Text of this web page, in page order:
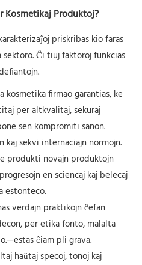
Kosmetikaj Produktoj?
priskribas kio faras
Ĉi tiuj faktoroj funkcias
kosmetika firmao garantias, ke
per altkvalitaj, sekuraj
sen kompromiti sanon.
kaj sekvi internaciajn normojn.
produkti novajn produktojn
en sciencaj kaj belecaj
estonteco.
verdajn praktikojn ĉefan
per etika fonto, malalta
ĉiam pli grava.
haŭtaj specoj, tonoj kaj